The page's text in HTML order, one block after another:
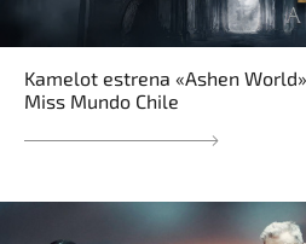
Kamelot estrena «Ashen
Miss Mundo Chile